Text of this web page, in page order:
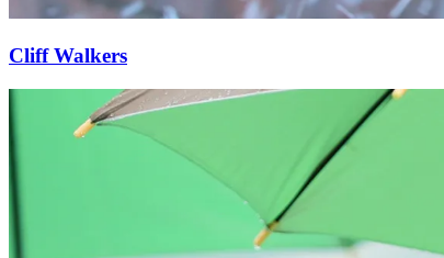
Cliff Walkers